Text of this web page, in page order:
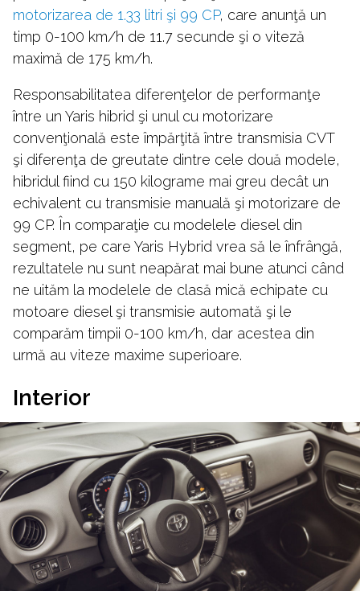
motorizarea de 1.33 litri şi 99 CP, care anunţă un
timp 0-100 km/h de 11.7 secunde şi o viteză
maximă de 175 km/h.
Responsabilitatea diferenţelor de performanţe
între un Yaris hibrid şi unul cu motorizare
convenţională este împărţită între transmisia CVT
şi diferenţa de greutate dintre cele două modele,
hibridul fiind cu 150 kilograme mai greu decât un
echivalent cu transmisie manuală şi motorizare de
99 CP. În comparaţie cu modelele diesel din
segment, pe care Yaris Hybrid vrea să le înfrângă,
rezultatele nu sunt neapărat mai bune atunci când
ne uităm la modelele de clasă mică echipate cu
motoare diesel şi transmisie automată şi le
comparăm timpii 0-100 km/h, dar acestea din
urmă au viteze maxime superioare.
Interior